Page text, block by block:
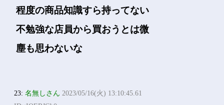
程度の商品知識すら持ってない
不勉強な店員から買おうとは微
塵も思わないな
23:名無しさん 2023/05/16(火) 13:10:45.61